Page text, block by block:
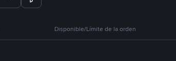
Disponible/Límite de la orden